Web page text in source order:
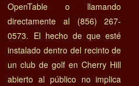
OpenTable o llamando
directamente al (856) 267-
0573. El hecho de que esté
instalado dentro del recinto de
un club de golf en Cherry Hill
abierto al público no implica